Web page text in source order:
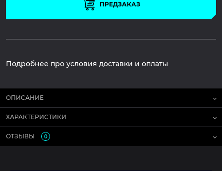
ПРЕДЗАКАЗ
Подробнее про условия доставки и оплаты
ОПИСАНИЕ
ХАРАКТЕРИСТИКИ
ОТЗЫВЫ 0